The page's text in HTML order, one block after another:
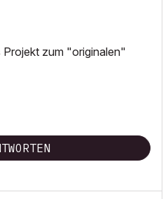
zum "originalen"